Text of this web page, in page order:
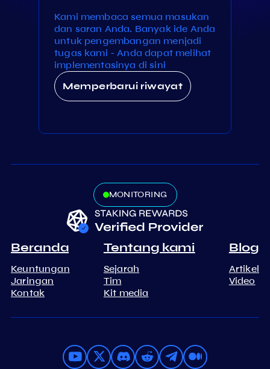
Kami membaca semua masukan
dan saran Anda. Banyak ide Anda
untuk pengembangan menjadi
tugas kami - Anda dapat melihat
implementasinya di sini
Memperbarui riwayat
MONITORING
Beranda
Keuntungan
Jaringan
Kontak
Tentang kami
Sejarah
Tim
Kit media
Blog
Artikel
Video